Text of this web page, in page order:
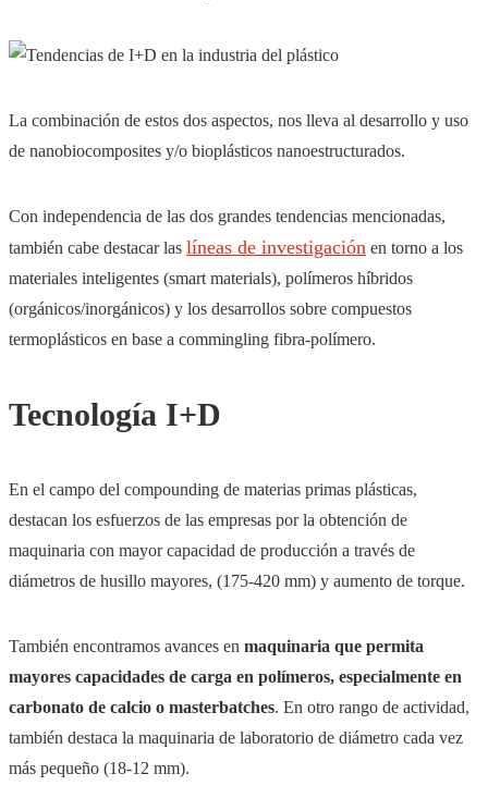
La combinación de estos dos aspectos, nos lleva al desarrollo y uso
de nanobiocomposites y/o bioplásticos nanoestructurados.
Con independencia de las dos grandes tendencias mencionadas,
también cabe destacar las líneas de investigación en torno a los
materiales inteligentes (smart materials), polímeros híbridos
(orgánicos/inorgánicos) y los desarrollos sobre compuestos
termoplásticos en base a commingling fibra-polímero.
Tecnología I+D
En el campo del compounding de materias primas plásticas,
destacan los esfuerzos de las empresas por la obtención de
maquinaria con mayor capacidad de producción a través de
diámetros de husillo mayores, (175-420 mm) y aumento de torque.
También encontramos avances en maquinaria que permita
mayores capacidades de carga en polímeros, especialmente en
carbonato de calcio o masterbatches. En otro rango de actividad,
también destaca la maquinaria de laboratorio de diámetro cada vez
más pequeño (18-12 mm).